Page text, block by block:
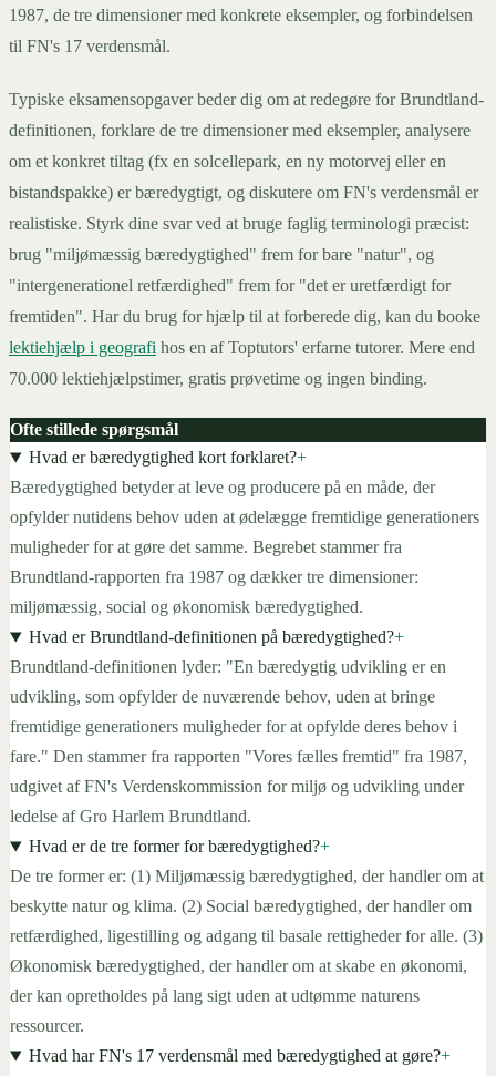
1987, de tre dimensioner med konkrete eksempler, og forbindelsen
til FN's 17 verdensmål.
Typiske eksamensopgaver beder dig om at redegøre for Brundtland-
definitionen, forklare de tre dimensioner med eksempler, analysere
om et konkret tiltag (fx en solcellepark, en ny motorvej eller en
bistandspakke) er bæredygtigt, og diskutere om FN's verdensmål er
realistiske. Styrk dine svar ved at bruge faglig terminologi præcist:
brug "miljømæssig bæredygtighed" frem for bare "natur", og
"intergenerationel retfærdighed" frem for "det er uretfærdigt for
fremtiden". Har du brug for hjælp til at forberede dig, kan du booke
lektiehjælp i geografi hos en af Toptutors' erfarne tutorer. Mere end
70.000 lektiehjælpstimer, gratis prøvetime og ingen binding.
Ofte stillede spørgsmål
Hvad er bæredygtighed kort forklaret?+
Bæredygtighed betyder at leve og producere på en måde, der
opfylder nutidens behov uden at ødelægge fremtidige generationers
muligheder for at gøre det samme. Begrebet stammer fra
Brundtland-rapporten fra 1987 og dækker tre dimensioner:
miljømæssig, social og økonomisk bæredygtighed.
Hvad er Brundtland-definitionen på bæredygtighed?+
Brundtland-definitionen lyder: "En bæredygtig udvikling er en
udvikling, som opfylder de nuværende behov, uden at bringe
fremtidige generationers muligheder for at opfylde deres behov i
fare." Den stammer fra rapporten "Vores fælles fremtid" fra 1987,
udgivet af FN's Verdenskommission for miljø og udvikling under
ledelse af Gro Harlem Brundtland.
Hvad er de tre former for bæredygtighed?+
De tre former er: (1) Miljømæssig bæredygtighed, der handler om at
beskytte natur og klima. (2) Social bæredygtighed, der handler om
retfærdighed, ligestilling og adgang til basale rettigheder for alle. (3)
Økonomisk bæredygtighed, der handler om at skabe en økonomi,
der kan opretholdes på lang sigt uden at udtømme naturens
ressourcer.
Hvad har FN's 17 verdensmål med bæredygtighed at gøre?+